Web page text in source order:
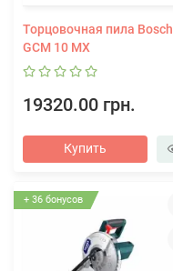
Торцовочная пила Bosch
GCM 10 MX
19320.00 грн.
Купить
+ 36 бонусов